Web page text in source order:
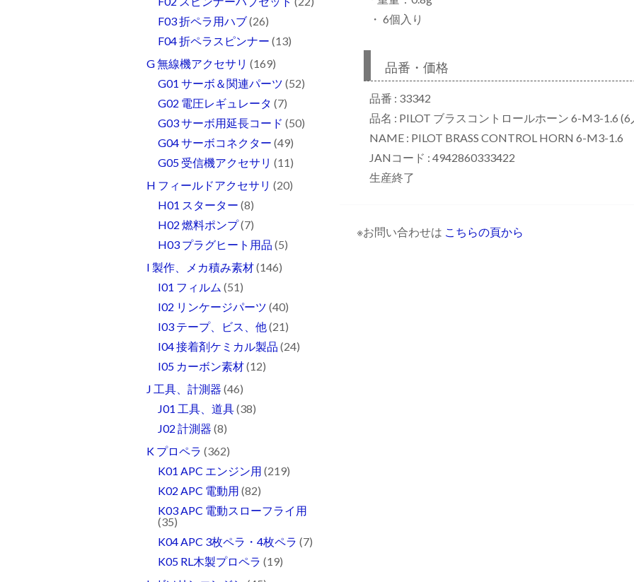
・ 6個入り
品番・価格
品番 : 33342
品名 : PILOT ブラスコントロールホーン 6-M3-1.6 (6
NAME : PILOT BRASS CONTROL HORN 6-M3-1.6
JANコード : 4942860333422
生産終了
※お問い合わせは こちらの頁から
F03 折ペラ用ハブ(26)
F04 折ペラスピンナー (13)
G 無線機アクセサリ (169)
G01 サーボ＆関連パーツ (52)
G02 電圧レギュレータ (7)
G03 サーボ用延長コード (50)
G04 サーボコネクター (49)
G05 受信機アクセサリ (11)
H フィールドアクセサリ (20)
H01 スターター (8)
H02 燃料ポンプ(7)
H03 プラグヒート用品 (5)
I 製作、メカ積み素材(146)
I01 フィルム (51)
I02 リンケージパーツ (40)
I03 テープ、ビス、他(21)
I04 接着剤ケミカル製品 (24)
I05 カーボン素材(12)
J 工具、計測器 (46)
J01 工具、道具(38)
J02 計測器 (8)
K プロペラ (362)
K01 APC エンジン用 (219)
K02 APC 電動用 (82)
K03 APC 電動スローフライ用
(35)
K04 APC 3枚ペラ・4枚ペラ (7)
K05 RL木製プロペラ (19)